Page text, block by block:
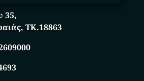
35,
ΤΚ.18863